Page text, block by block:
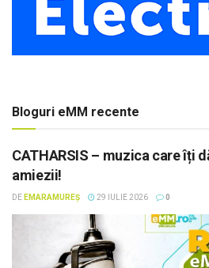
Bloguri eMM recente
CATHARSIS – muzica care îți
amiezii!
DE EMARAMUREȘ 29 IULIE 2026 0